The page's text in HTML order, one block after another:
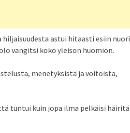
astui hitaasti esiin nuori
vangitsi koko yleisön huomion.
menetyksistä ja voitoista,
tuntui kuin jopa ilma pelkäisi häiritä